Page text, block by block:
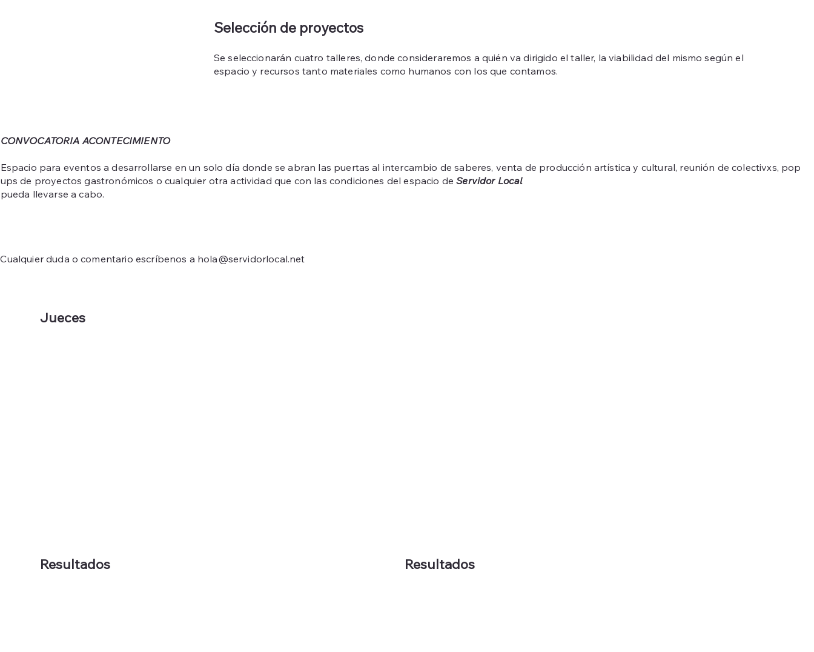
CONVOCATORIA ACONTECIMIENTO
Espacio para eventos a desarrollarse en un solo día donde se abran las puertas al intercambio de saberes, venta de producción artística y cultural, reunión de colectivxs, pop
ups de proyectos gastronómicos o cualquier otra actividad que con las condiciones del espacio deServidor Local
pueda llevarse a cabo.
Cualquier duda o comentario escríbenos a hola@servidorlocal.net
Resultados Resultados
Jueces
Selección de proyectos
Se seleccionarán cuatro talleres, donde consideraremos a quién va dirigido el taller, la viabilidad del mismo según el
espacio y recursos tanto materiales como humanos con los que contamos.